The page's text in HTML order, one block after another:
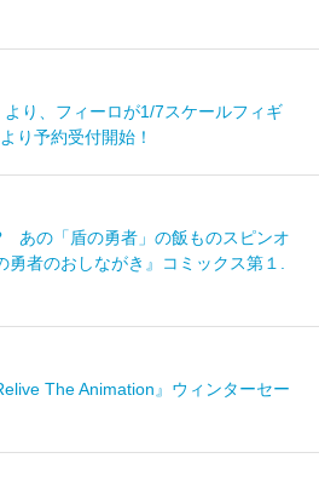
より、フィーロが1/7スケールフィギ
り予約受付開始！
あの「盾の勇者」の飯ものスピンオ
者のおしながき』コミックス第１.
The Animation』ウィンターセー